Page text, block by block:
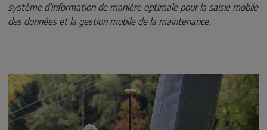
système d'information de manière optimale pour la saisie mobile
des données et la gestion mobile de la maintenance.